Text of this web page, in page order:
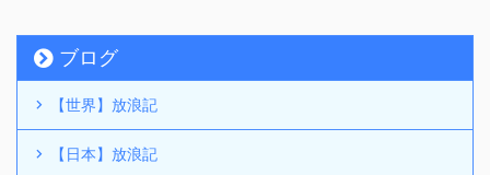
ブログ
【世界】放浪記
【日本】放浪記